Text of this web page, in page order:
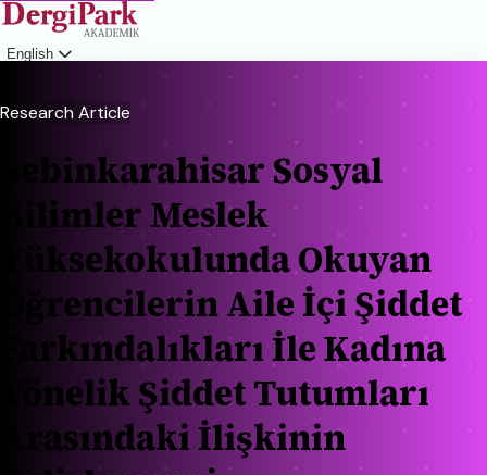
English
Research Article
Şebinkarahisar Sosyal
Bilimler Meslek
Yüksekokulunda Okuyan
Öğrencilerin Aile İçi Şiddet
Farkındalıkları İle Kadına
Yönelik Şiddet Tutumları
Arasındaki İlişkinin